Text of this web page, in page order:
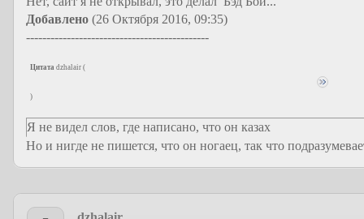
Добавлено (26 Октября 2016, 09:35)
---------------------------------------------
Цитата dzhalair (
)
Я не видел слов, где написано, что он казах
Но и нигде не пишется, что он ногаец, так что